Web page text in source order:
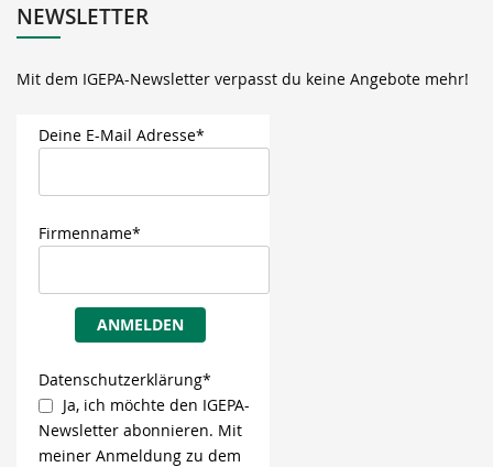
NEWSLETTER
Mit dem IGEPA-Newsletter verpasst du keine Angebote mehr!
Deine E-Mail Adresse*
Firmenname*
ANMELDEN
Datenschutzerklärung*
Ja, ich möchte den IGEPA-
Newsletter abonnieren. Mit
meiner Anmeldung zu dem